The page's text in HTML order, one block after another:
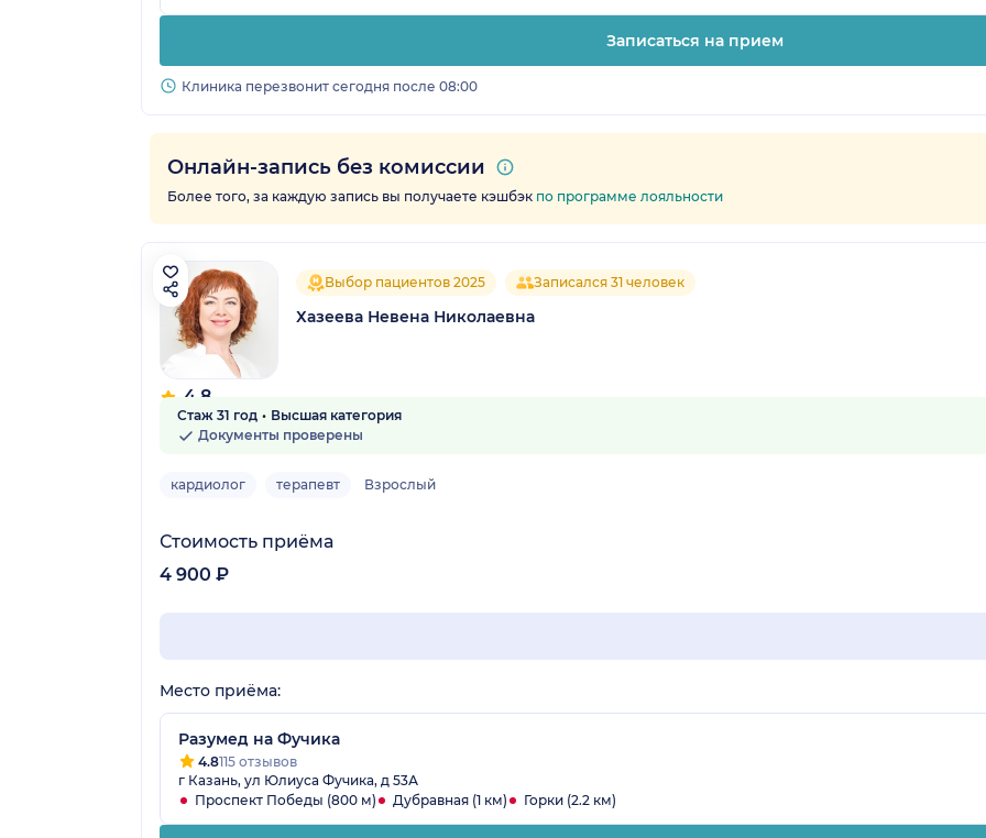
Записаться на прием
Клиника перезвонит сегодня после 08:00
Онлайн-запись без комиссии
Более того, за каждую запись вы получаете кэшбэк по программе лояльности
4.8
17 отзывов
Выбор пациентов 2025 Записался 31 человек
Хазеева Невена Николаевна
Стаж 31 год
Высшая категория
Документы проверены
кардиолог терапевт Взрослый
Стоимость приёма
4 900 ₽
Место приёма:
Разумед на Фучика
4.8115 отзывов
г Казань, ул Юлиуса Фучика, д 53А
Проспект Победы (800 м)
Дубравная (1 км) Горки (2.2 км)